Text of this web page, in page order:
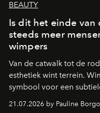
BEAUTY
Is dit het einde van
steeds meer
wimpers
Van de catwalk tot de
esthetiek wint terrein.
symbool voor een
waarin zelfvertrouwen
aan make-up.
21.07.2026 by Pauline